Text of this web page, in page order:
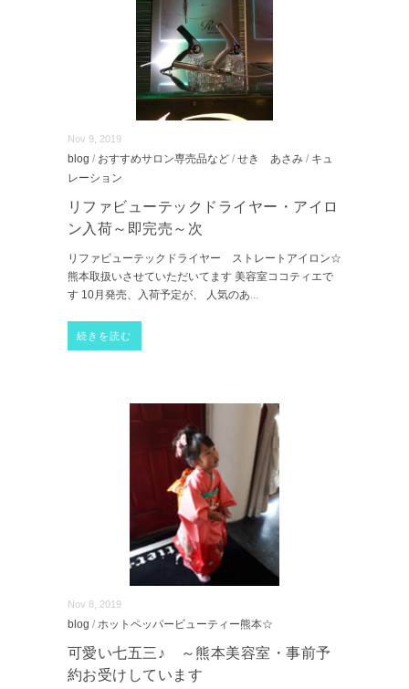
Nov 9, 2019
blog / おすすめサロン専売品など / せき あさみ / キュ
レーション
リファビューテックドライヤー・アイロ
ン入荷～即完売～次
リファビューテックドライヤー ストレートアイロン☆
熊本取扱いさせていただいてます 美容室ココティエで
す 10月発売、入荷予定が、 人気のあ...
続きを読む
Nov 8, 2019
blog / ホットペッパービューティー熊本☆
可愛い七五三♪ ～熊本美容室・事前予
約お受けしています